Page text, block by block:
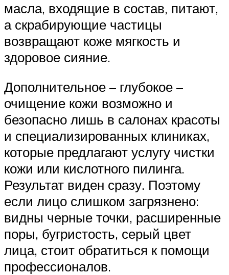
масла, входящие в состав, питают,
а скрабирующие частицы
возвращают коже мягкость и
здоровое сияние.
Дополнительное – глубокое –
очищение кожи возможно и
безопасно лишь в салонах красоты
и специализированных клиниках,
которые предлагают услугу чистки
кожи или кислотного пилинга.
Результат виден сразу. Поэтому
если лицо слишком загрязнено:
видны черные точки, расширенные
поры, бугристость, серый цвет
лица, стоит обратиться к помощи
профессионалов.